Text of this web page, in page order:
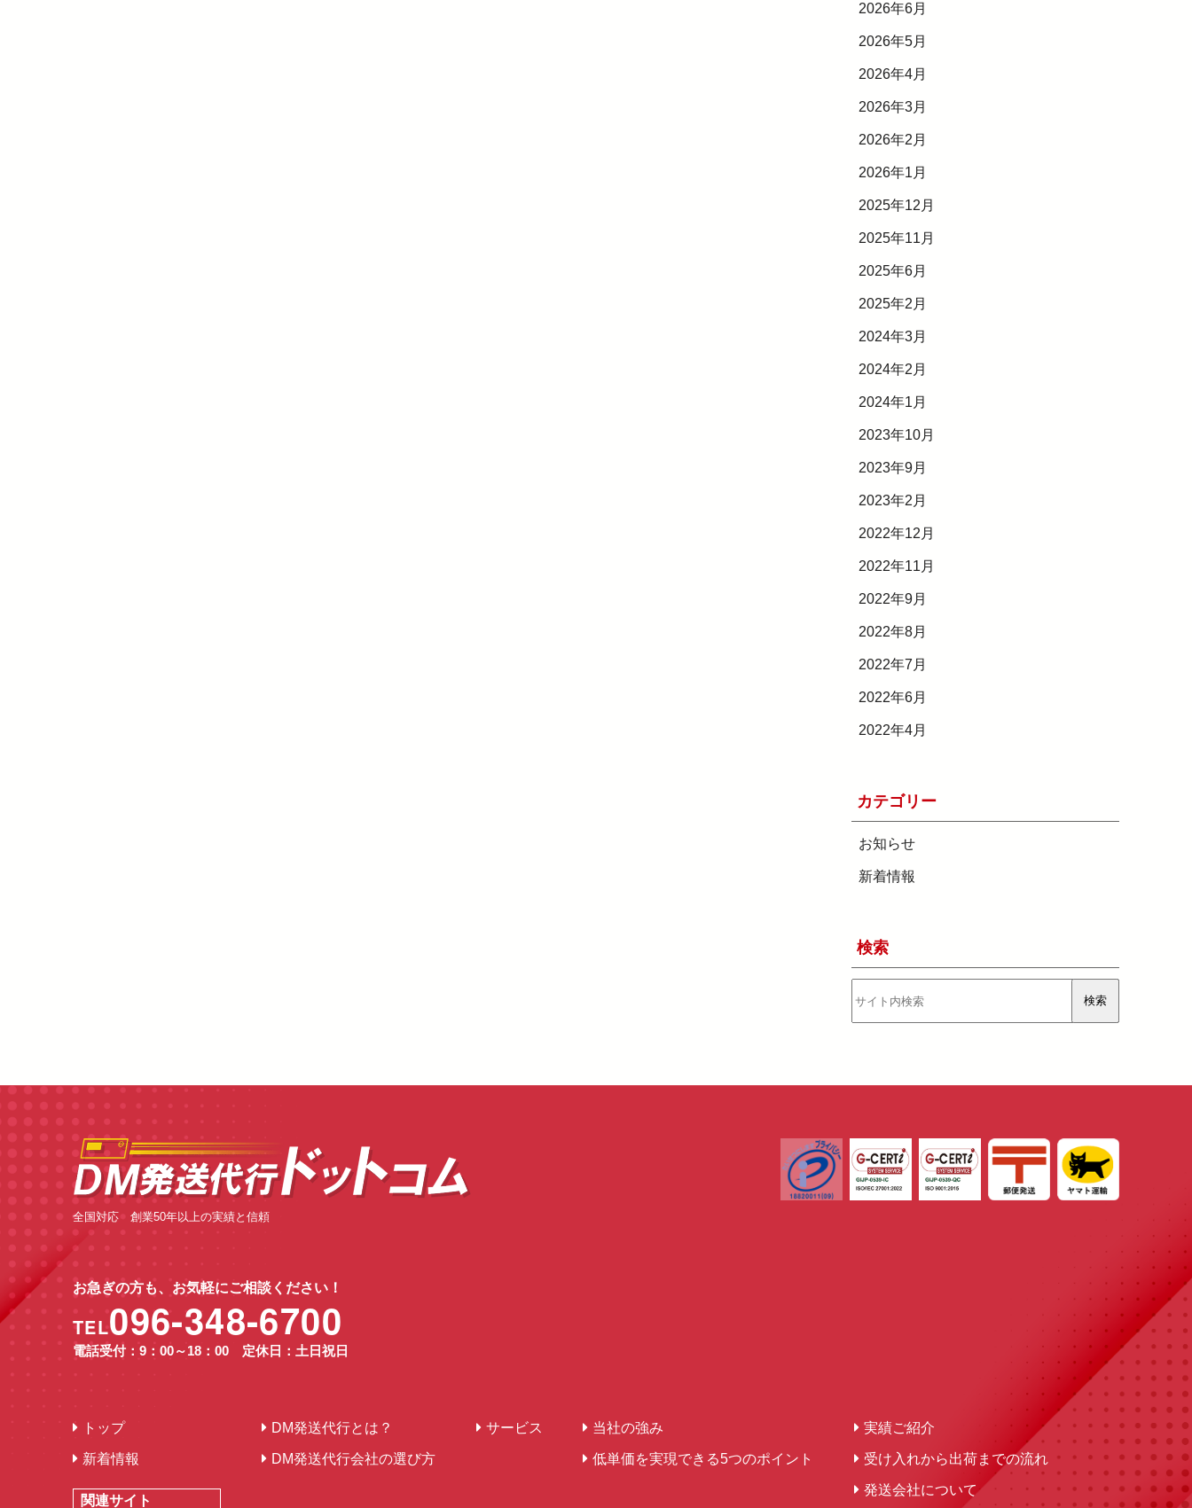
2026年6月
2026年5月
2026年4月
2026年3月
2026年2月
2026年1月
2025年12月
2025年11月
2025年6月
2025年2月
2024年3月
2024年2月
2024年1月
2023年10月
2023年9月
2023年2月
2022年12月
2022年11月
2022年9月
2022年8月
2022年7月
2022年6月
2022年4月
カテゴリー
お知らせ
新着情報
検索
索
検索
全国対応 創業50年以上の実績と信頼
お急ぎの方も、お気軽にご相談ください！
TEL096-348-6700
電話受付：9：00～18：00 定休日：土日祝日
トップ
新着情報
関連サイト
DM発送代行とは？
DM発送代行会社の選び方
サービス 当社の強み
低単価を実現できる5つのポイント
実績ご紹介
受け入れから出荷までの流れ
発送会社について